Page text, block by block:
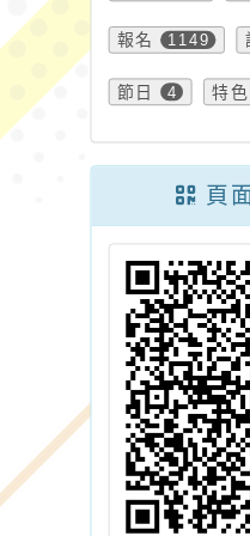
報名 1149
節日 4 特色
頁